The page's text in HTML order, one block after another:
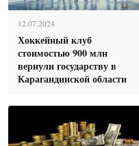
12.07.2024
Хоккейный клуб
стоимостью 900 млн
вернули государству в
Карагандинской области